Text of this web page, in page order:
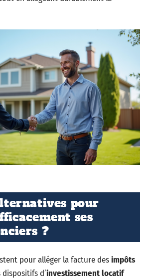
pour
ses
?
pour alléger la facture desimpôts
d’investissement locatif